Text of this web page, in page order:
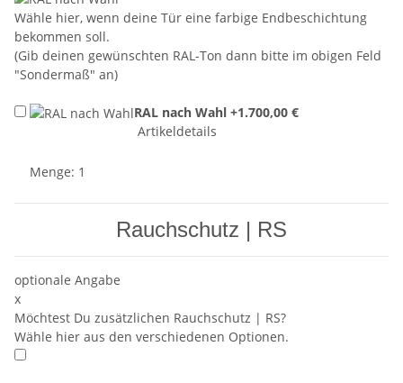
Wähle hier, wenn deine Tür eine farbige Endbeschichtung
bekommen soll.
(Gib deinen gewünschten RAL-Ton dann bitte im obigen Feld
"Sondermaß" an)
RAL nach Wahl +1.700,00 €
Artikeldetails
Menge: 1
Rauchschutz | RS
optionale Angabe
x
Möchtest Du zusätzlichen Rauchschutz | RS?
Wähle hier aus den verschiedenen Optionen.